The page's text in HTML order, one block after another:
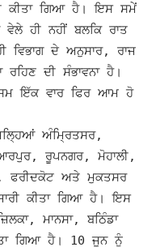
ਕੀਤਾ ਗਿਆ ਹੈ। ਇਸ ਸਮੇਂ
ਵੇਲੇ ਹੀ ਨਹੀਂ ਬਲਕਿ ਰਾਤ
ਵਿਭਾਗ ਦੇ ਅਨੁਸਾਰ, ਰਾਜ
ਦੀ ਸੰਭਾਵਨਾ ਹੈ।
ਇੱਕ ਵਾਰ ਫਿਰ ਆਮ ਹੋ
ਅੰਮ੍ਰਿਤਸਰ,
ਰੂਪਨਗਰ, ਮੋਹਾਲੀ,
ਫਰੀਦਕੋਟ ਅਤੇ ਮੁਕਤਸਰ
ਕੀਤਾ ਗਿਆ ਹੈ।ਇਸ
ਮਾਨਸਾ, ਬਠਿੰਡਾ
ਗਿਆ ਹੈ। 10 ਜੂਨ ਨੂੰ